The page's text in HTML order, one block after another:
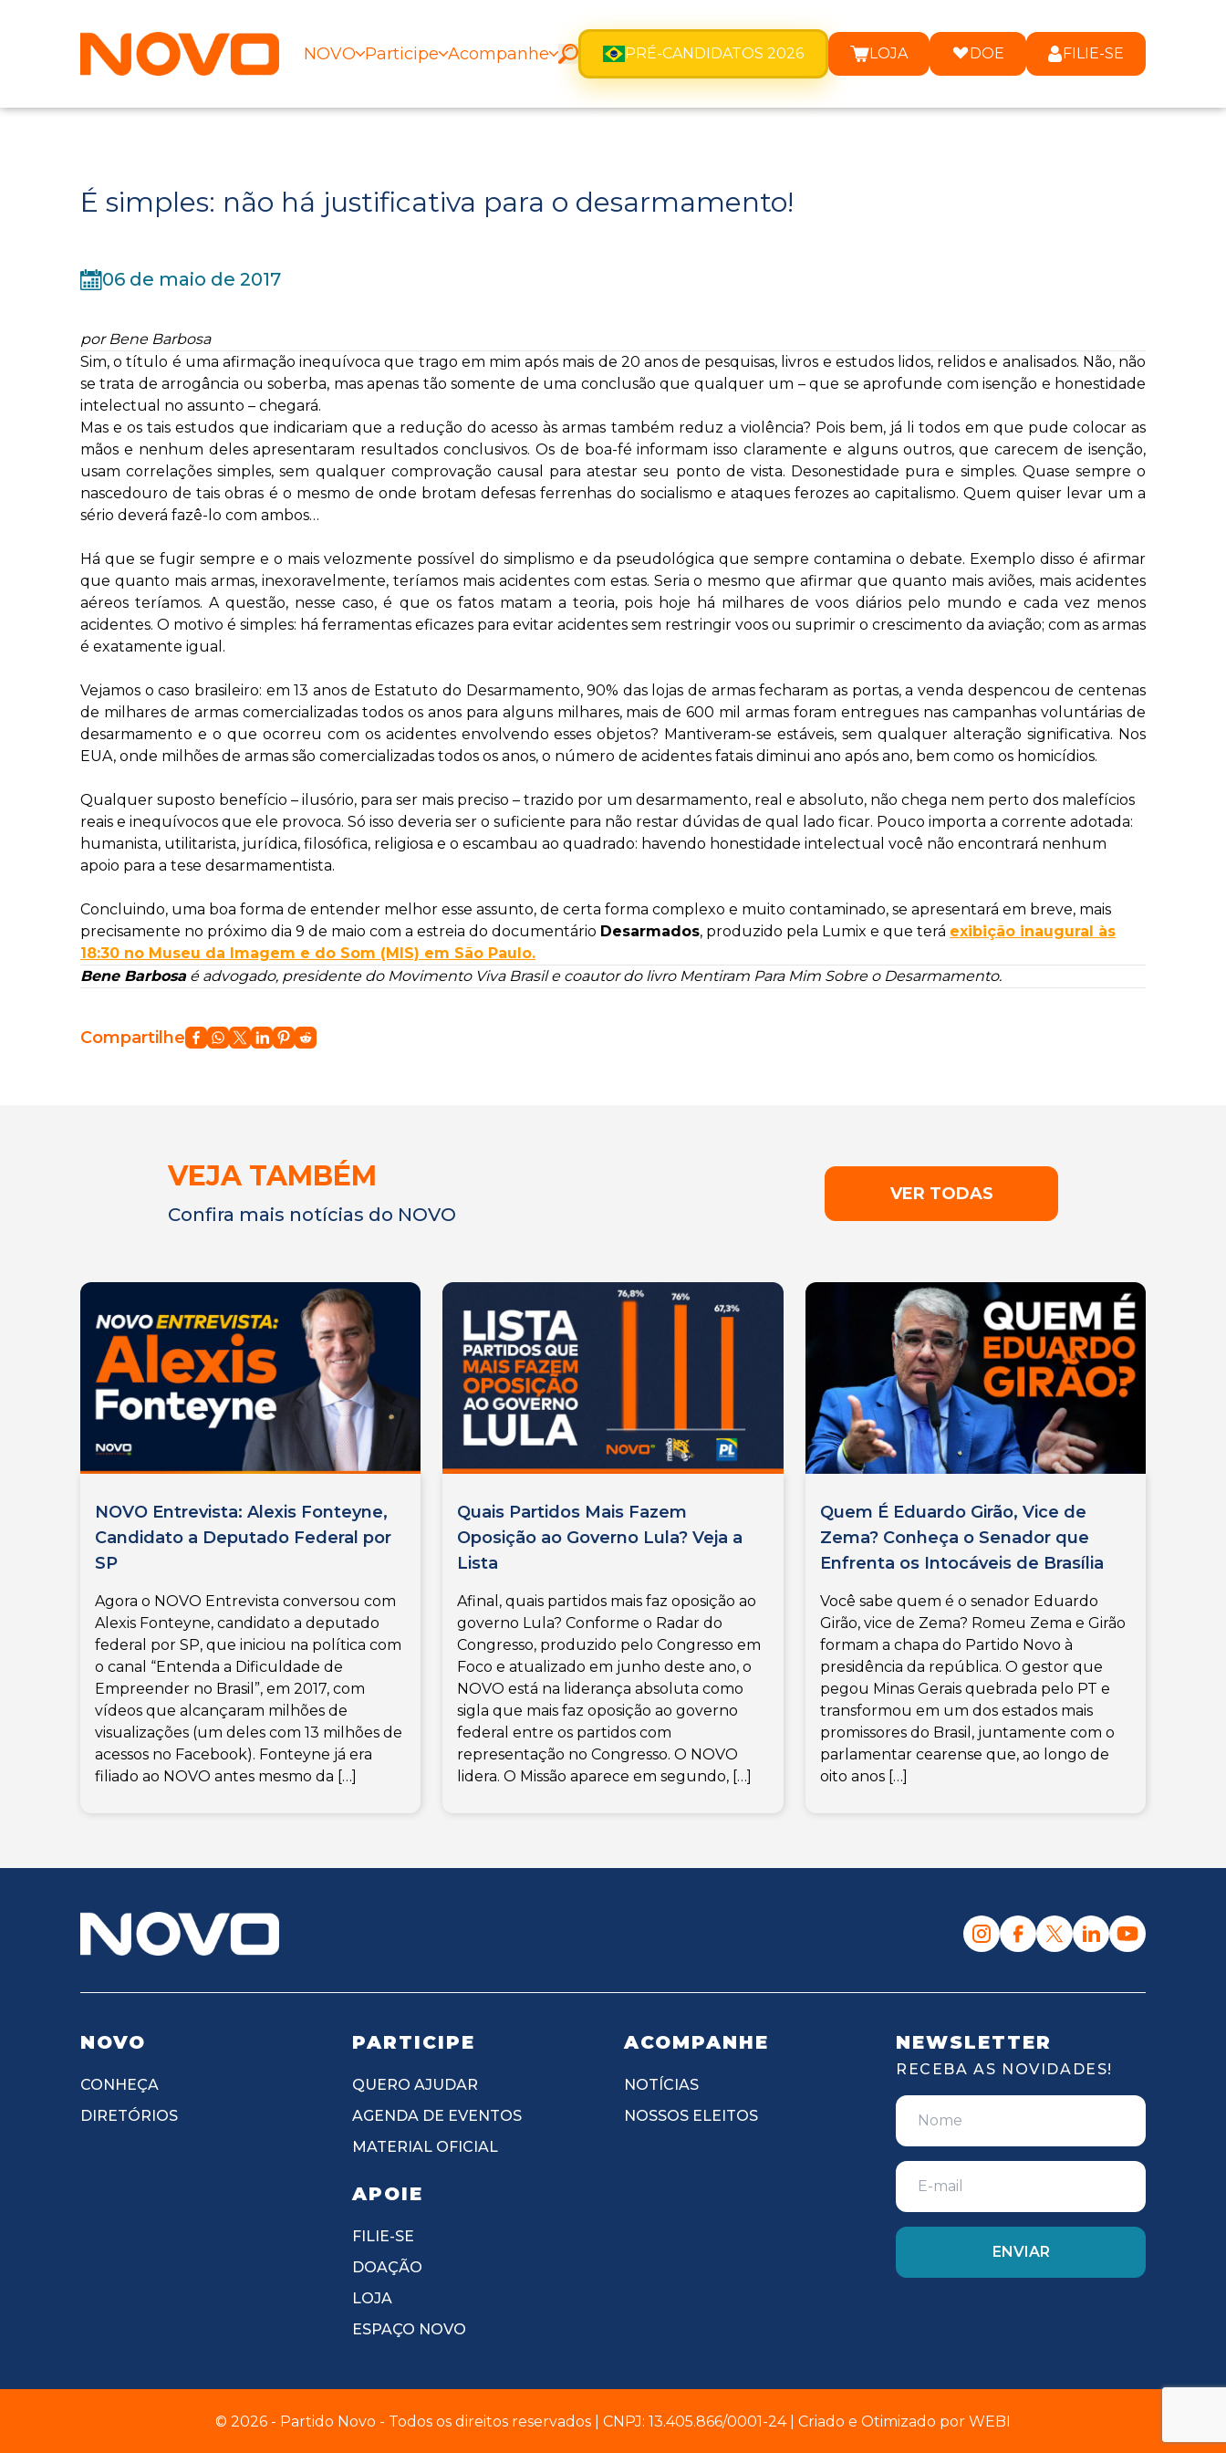
NOVO Participe Acompanhe PRÉ-CANDIDATOS 2026 LOJA DOE FILIE-SE
É simples: não há justificativa para o desarmamento!
06 de maio de 2017
por Bene Barbosa
Sim, o título é uma afirmação inequívoca que trago em mim após mais de 20 anos de pesquisas, livros e estudos lidos, relidos e analisados. Não, não
se trata de arrogância ou soberba, mas apenas tão somente de uma conclusão que qualquer um – que se aprofunde com isenção e honestidade
intelectual no assunto – chegará.
Mas e os tais estudos que indicariam que a redução do acesso às armas também reduz a violência? Pois bem, já li todos em que pude colocar as
mãos e nenhum deles apresentaram resultados conclusivos. Os de boa-fé informam isso claramente e alguns outros, que carecem de isenção,
usam correlações simples, sem qualquer comprovação causal para atestar seu ponto de vista. Desonestidade pura e simples. Quase sempre o
nascedouro de tais obras é o mesmo de onde brotam defesas ferrenhas do socialismo e ataques ferozes ao capitalismo. Quem quiser levar um a
sério deverá fazê-lo com ambos…
Há que se fugir sempre e o mais velozmente possível do simplismo e da pseudológica que sempre contamina o debate. Exemplo disso é afirmar
que quanto mais armas, inexoravelmente, teríamos mais acidentes com estas. Seria o mesmo que afirmar que quanto mais aviões, mais acidentes
aéreos teríamos. A questão, nesse caso, é que os fatos matam a teoria, pois hoje há milhares de voos diários pelo mundo e cada vez menos
acidentes. O motivo é simples: há ferramentas eficazes para evitar acidentes sem restringir voos ou suprimir o crescimento da aviação; com as armas
é exatamente igual.
Vejamos o caso brasileiro: em 13 anos de Estatuto do Desarmamento, 90% das lojas de armas fecharam as portas, a venda despencou de centenas
de milhares de armas comercializadas todos os anos para alguns milhares, mais de 600 mil armas foram entregues nas campanhas voluntárias de
desarmamento e o que ocorreu com os acidentes envolvendo esses objetos? Mantiveram-se estáveis, sem qualquer alteração significativa. Nos
EUA, onde milhões de armas são comercializadas todos os anos, o número de acidentes fatais diminui ano após ano, bem como os homicídios.
Qualquer suposto benefício – ilusório, para ser mais preciso – trazido por um desarmamento, real e absoluto, não chega nem perto dos malefícios
reais e inequívocos que ele provoca. Só isso deveria ser o suficiente para não restar dúvidas de qual lado ficar. Pouco importa a corrente adotada:
humanista, utilitarista, jurídica, filosófica, religiosa e o escambau ao quadrado: havendo honestidade intelectual você não encontrará nenhum
apoio para a tese desarmamentista.
Concluindo, uma boa forma de entender melhor esse assunto, de certa forma complexo e muito contaminado, se apresentará em breve, mais
precisamente no próximo dia 9 de maio com a estreia do documentário Desarmados, produzido pela Lumix e que terá exibição inaugural às
18:30 no Museu da Imagem e do Som (MIS) em São Paulo.
Bene Barbosaé advogado, presidente do Movimento Viva Brasil e coautor do livro Mentiram Para Mim Sobre o Desarmamento.
Compartilhe
VEJA TAMBÉM
Confira mais notícias do NOVO
VER TODAS
NOVO Entrevista: Alexis Fonteyne,
Candidato a Deputado Federal por
SP
Agora o NOVO Entrevista conversou com
Alexis Fonteyne, candidato a deputado
federal por SP, que iniciou na política com
o canal “Entenda a Dificuldade de
Empreender no Brasil”, em 2017, com
vídeos que alcançaram milhões de
visualizações (um deles com 13 milhões de
acessos no Facebook). Fonteyne já era
filiado ao NOVO antes mesmo da […]
Quais Partidos Mais Fazem
Oposição ao Governo Lula? Veja a
Lista
Afinal, quais partidos mais faz oposição ao
governo Lula? Conforme o Radar do
Congresso, produzido pelo Congresso em
Foco e atualizado em junho deste ano, o
NOVO está na liderança absoluta como
sigla que mais faz oposição ao governo
federal entre os partidos com
representação no Congresso. O NOVO
lidera. O Missão aparece em segundo, […]
Quem É Eduardo Girão, Vice de
Zema? Conheça o Senador que
Enfrenta os Intocáveis de Brasília
Você sabe quem é o senador Eduardo
Girão, vice de Zema? Romeu Zema e Girão
formam a chapa do Partido Novo à
presidência da república. O gestor que
pegou Minas Gerais quebrada pelo PT e
transformou em um dos estados mais
promissores do Brasil, juntamente com o
parlamentar cearense que, ao longo de
oito anos […]
NOVO
CONHEÇA
DIRETÓRIOS
PARTICIPE
QUERO AJUDAR
AGENDA DE EVENTOS
MATERIAL OFICIAL
APOIE
FILIE-SE
DOAÇÃO
LOJA
ESPAÇO NOVO
ACOMPANHE
NOTÍCIAS
NOSSOS ELEITOS
NEWSLETTER
RECEBA AS NOVIDADES!
© 2026 - Partido Novo - Todos os direitos reservados | CNPJ: 13.405.866/0001-24 | Criado e Otimizado por WEBI